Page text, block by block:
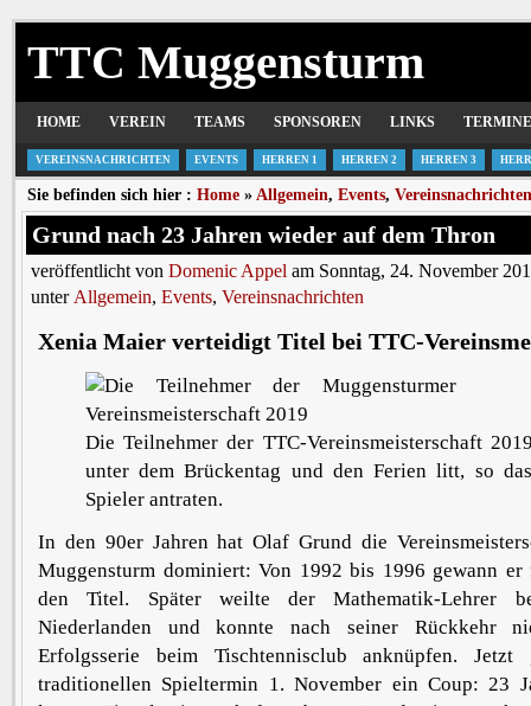
TTC Muggensturm
HOME VEREIN TEAMS SPONSOREN LINKS TERMINE
VEREINSNACHRICHTEN EVENTS HERREN 1 HERREN 2 HERREN 3
Sie befinden sich hier : Home » Allgemein, Events, Vereinsnachrichten
Grund nach 23 Jahren wieder auf dem Thron
veröffentlicht von Domenic Appel am Sonntag, 24. November
unter Allgemein, Events, Vereinsnachrichten
Xenia Maier verteidigt Titel bei TTC-
Die Teilnehmer der TTC-Vereinsmeisterschaft
unter dem Brückentag und den Ferien litt, so
Spieler antraten.
In den 90er Jahren hat Olaf Grund die
Muggensturm dominiert: Von 1992 bis 1996 gewann
den Titel. Später weilte der Mathematik-Lehrer
Niederlanden und konnte nach seiner Rückkehr
Erfolgsserie beim Tischtennisclub anknüpfen.
traditionellen Spieltermin 1. November ein Coup: 23